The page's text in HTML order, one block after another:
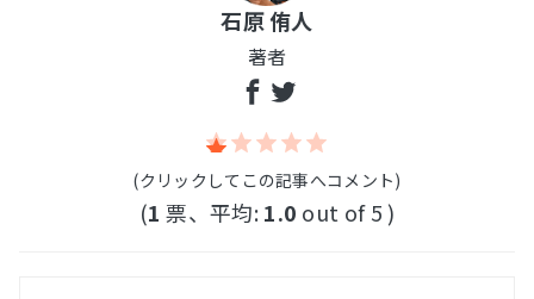
石原 侑人
著者
(クリックしてこの記事へコメント)
(1 票、平均:1.0 out of 5 )